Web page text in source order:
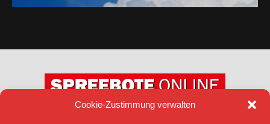
Cookie-Zustimmung verwalten